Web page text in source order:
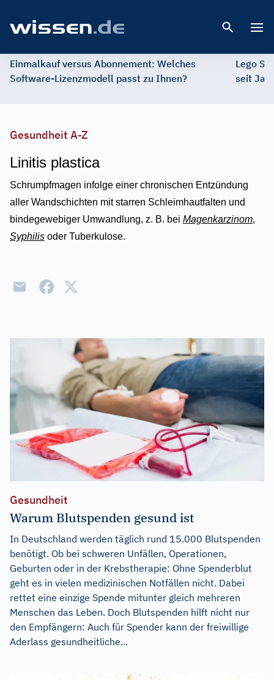
Einmalkauf versus Abonnement: Welches
Software-Lizenzmodell passt zu Ihnen?
Lego
seit
Gesundheit A-Z
Linitis plastica
Schrumpfmagen infolge einer chronischen Entzündung
aller Wandschichten mit starren Schleimhautfalten und
bindegewebiger Umwandlung, z. B. bei Magenkarzinom,
Syphilis oder Tuberkulose.
Gesundheit
Warum Blutspenden gesund ist
In Deutschland werden täglich rund 15.000 Blutspenden
benötigt. Ob bei schweren Unfällen, Operationen,
Geburten oder in der Krebstherapie: Ohne Spenderblut
geht es in vielen medizinischen Notfällen nicht. Dabei
rettet eine einzige Spende mitunter gleich mehreren
Menschen das Leben. Doch Blutspenden hilft nicht nur
den Empfängern: Auch für Spender kann der freiwillige
Aderlass gesundheitliche...